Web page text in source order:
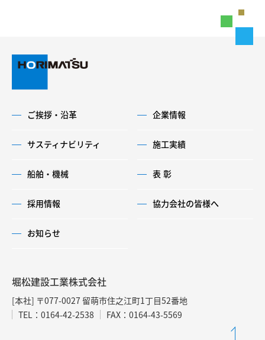
ご挨拶・沿革 企業情報
サスティナビリティ 施工実績
船舶・機械 表 彰
採用情報 協力会社の皆様へ
お知らせ
堀松建設工業株式会社
[本社] 〒077-0027 留萌市住之江町1丁目52番地
TEL：0164-42-2538
FAX：0164-43-5569